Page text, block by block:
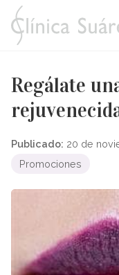
Regálate
Publicado: 20 de
Promociones